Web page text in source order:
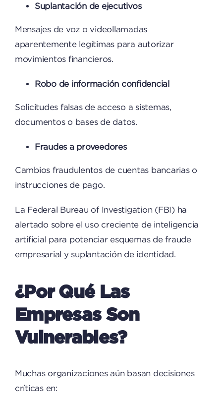
Suplantación de ejecutivos
Mensajes de voz o videollamadas
aparentemente legítimas para autorizar
movimientos financieros.
Robo de información confidencial
Solicitudes falsas de acceso a sistemas,
documentos o bases de datos.
Fraudes a proveedores
Cambios fraudulentos de cuentas bancarias o
instrucciones de pago.
La Federal Bureau of Investigation (FBI) ha
alertado sobre el uso creciente de inteligencia
artificial para potenciar esquemas de fraude
empresarial y suplantación de identidad.
¿Por Qué Las
Empresas Son
Vulnerables?
Muchas organizaciones aún basan decisiones
críticas en: